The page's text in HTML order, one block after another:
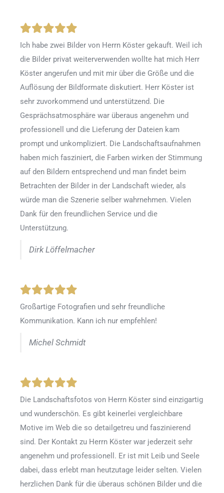
Ich habe zwei Bilder von Herrn Köster gekauft. Weil ich
die Bilder privat weiterverwenden wollte hat mich Herr
Köster angerufen und mit mir über die Größe und die
Auflösung der Bildformate diskutiert. Herr Köster ist
sehr zuvorkommend und unterstützend. Die
Gesprächsatmosphäre war überaus angenehm und
professionell und die Lieferung der Dateien kam
prompt und unkompliziert. Die Landschaftsaufnahmen
haben mich fasziniert, die Farben wirken der Stimmung
auf den Bildern entsprechend und man findet beim
Betrachten der Bilder in der Landschaft wieder, als
würde man die Szenerie selber wahrnehmen. Vielen
Dank für den freundlichen Service und die
Unterstützung.
Dirk Löffelmacher
Großartige Fotografien und sehr freundliche
Kommunikation. Kann ich nur empfehlen!
Michel Schmidt
Die Landschaftsfotos von Herrn Köster sind einzigartig
und wunderschön. Es gibt keinerlei vergleichbare
Motive im Web die so detailgetreu und faszinierend
sind. Der Kontakt zu Herrn Köster war jederzeit sehr
angenehm und professionell. Er ist mit Leib und Seele
dabei, dass erlebt man heutzutage leider selten. Vielen
herzlichen Dank für die überaus schönen Bilder und die